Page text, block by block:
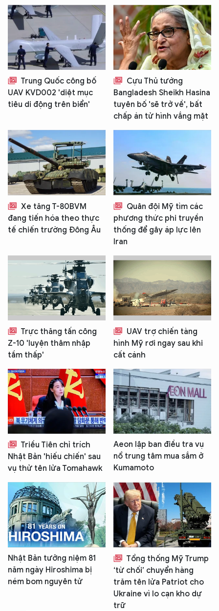
Trung Quốc công bố
UAV KVD002 'diệt mục
tiêu di động trên biển'
Cựu Thủ tướng
Bangladesh Sheikh Hasina
tuyên bố 'sẽ trở về', bất
chấp án tử hình vắng mặt
Xe tăng T-80BVM
đang tiến hóa theo thực
tế chiến trường Đông Âu
Quân đội Mỹ tìm các
phương thức phi truyền
thống để gây áp lực lên
Iran
Trực thăng tấn công
Z-10 'luyện thâm nhập
tầm thấp'
UAV trợ chiến tàng
hình Mỹ rơi ngay sau khi
cất cánh
Triều Tiên chỉ trích
Nhật Bản 'hiếu chiến' sau
vụ thử tên lửa Tomahawk
Aeon lập ban điều tra vụ
nổ trung tâm mua sắm ở
Kumamoto
Nhật Bản tưởng niệm 81
năm ngày Hiroshima bị
ném bom nguyên tử
Tổng thống Mỹ Trump
‘từ chối’ chuyển hàng
trăm tên lửa Patriot cho
Ukraine vì lo cạn kho dự
trữ